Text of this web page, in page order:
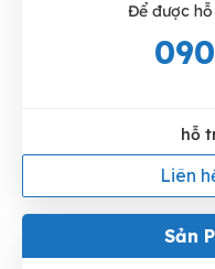
Để được
hỗ
Liên
Sản